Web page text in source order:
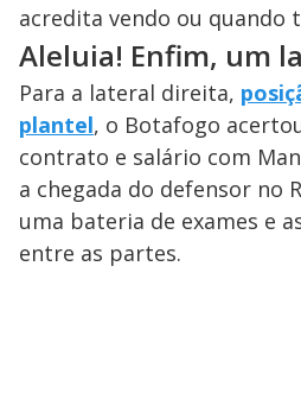
acredita vendo ou quando
Aleluia! Enfim, um
Para a lateral direita,
plantel, o Botafogo
contrato e salário com
a chegada do defensor no
uma bateria de exames e
entre as partes.